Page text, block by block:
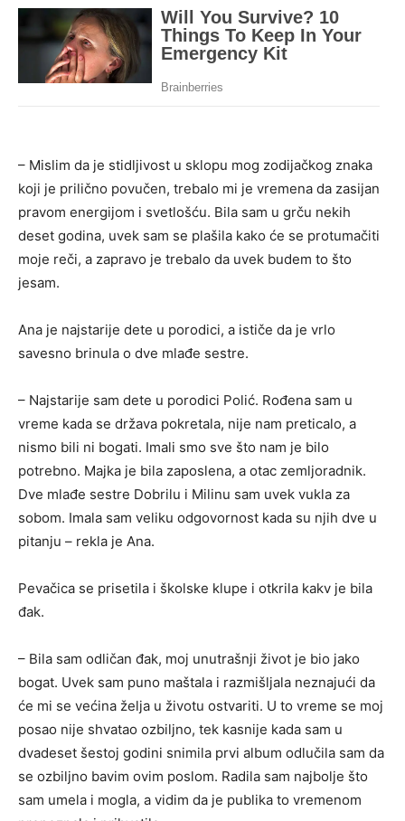
– Mislim da je stidljivost u sklopu mog zodijačkog znaka
koji je prilično povučen, trebalo mi je vremena da zasijan
pravom energijom i svetlošću. Bila sam u grču nekih
deset godina, uvek sam se plašila kako će se protumačiti
moje reči, a zapravo je trebalo da uvek budem to što
jesam.
Ana je najstarije dete u porodici, a ističe da je vrlo
savesno brinula o dve mlađe sestre.
– Najstarije sam dete u porodici Polić. Rođena sam u
vreme kada se država pokretala, nije nam preticalo, a
nismo bili ni bogati. Imali smo sve što nam je bilo
potrebno. Majka je bila zaposlena, a otac zemljoradnik.
Dve mlađe sestre Dobrilu i Milinu sam uvek vukla za
sobom. Imala sam veliku odgovornost kada su njih dve u
pitanju – rekla je Ana.
Pevačica se prisetila i školske klupe i otkrila kakv je bila
đak.
– Bila sam odličan đak, moj unutrašnji život je bio jako
bogat. Uvek sam puno maštala i razmišljala neznajući da
će mi se većina želja u životu ostvariti. U to vreme se moj
posao nije shvatao ozbiljno, tek kasnije kada sam u
dvadeset šestoj godini snimila prvi album odlučila sam da
se ozbiljno bavim ovim poslom. Radila sam najbolje što
sam umela i mogla, a vidim da je publika to vremenom